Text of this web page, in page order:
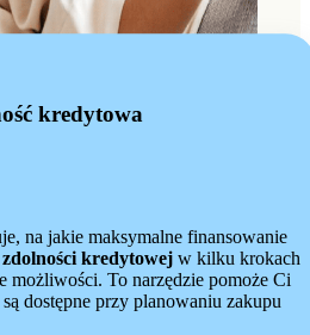
kredytowa
na jakie maksymalne finansowanie
kredytowej w kilku krokach
możliwości. To narzędzie pomoże Ci
dostępne przy planowaniu zakupu